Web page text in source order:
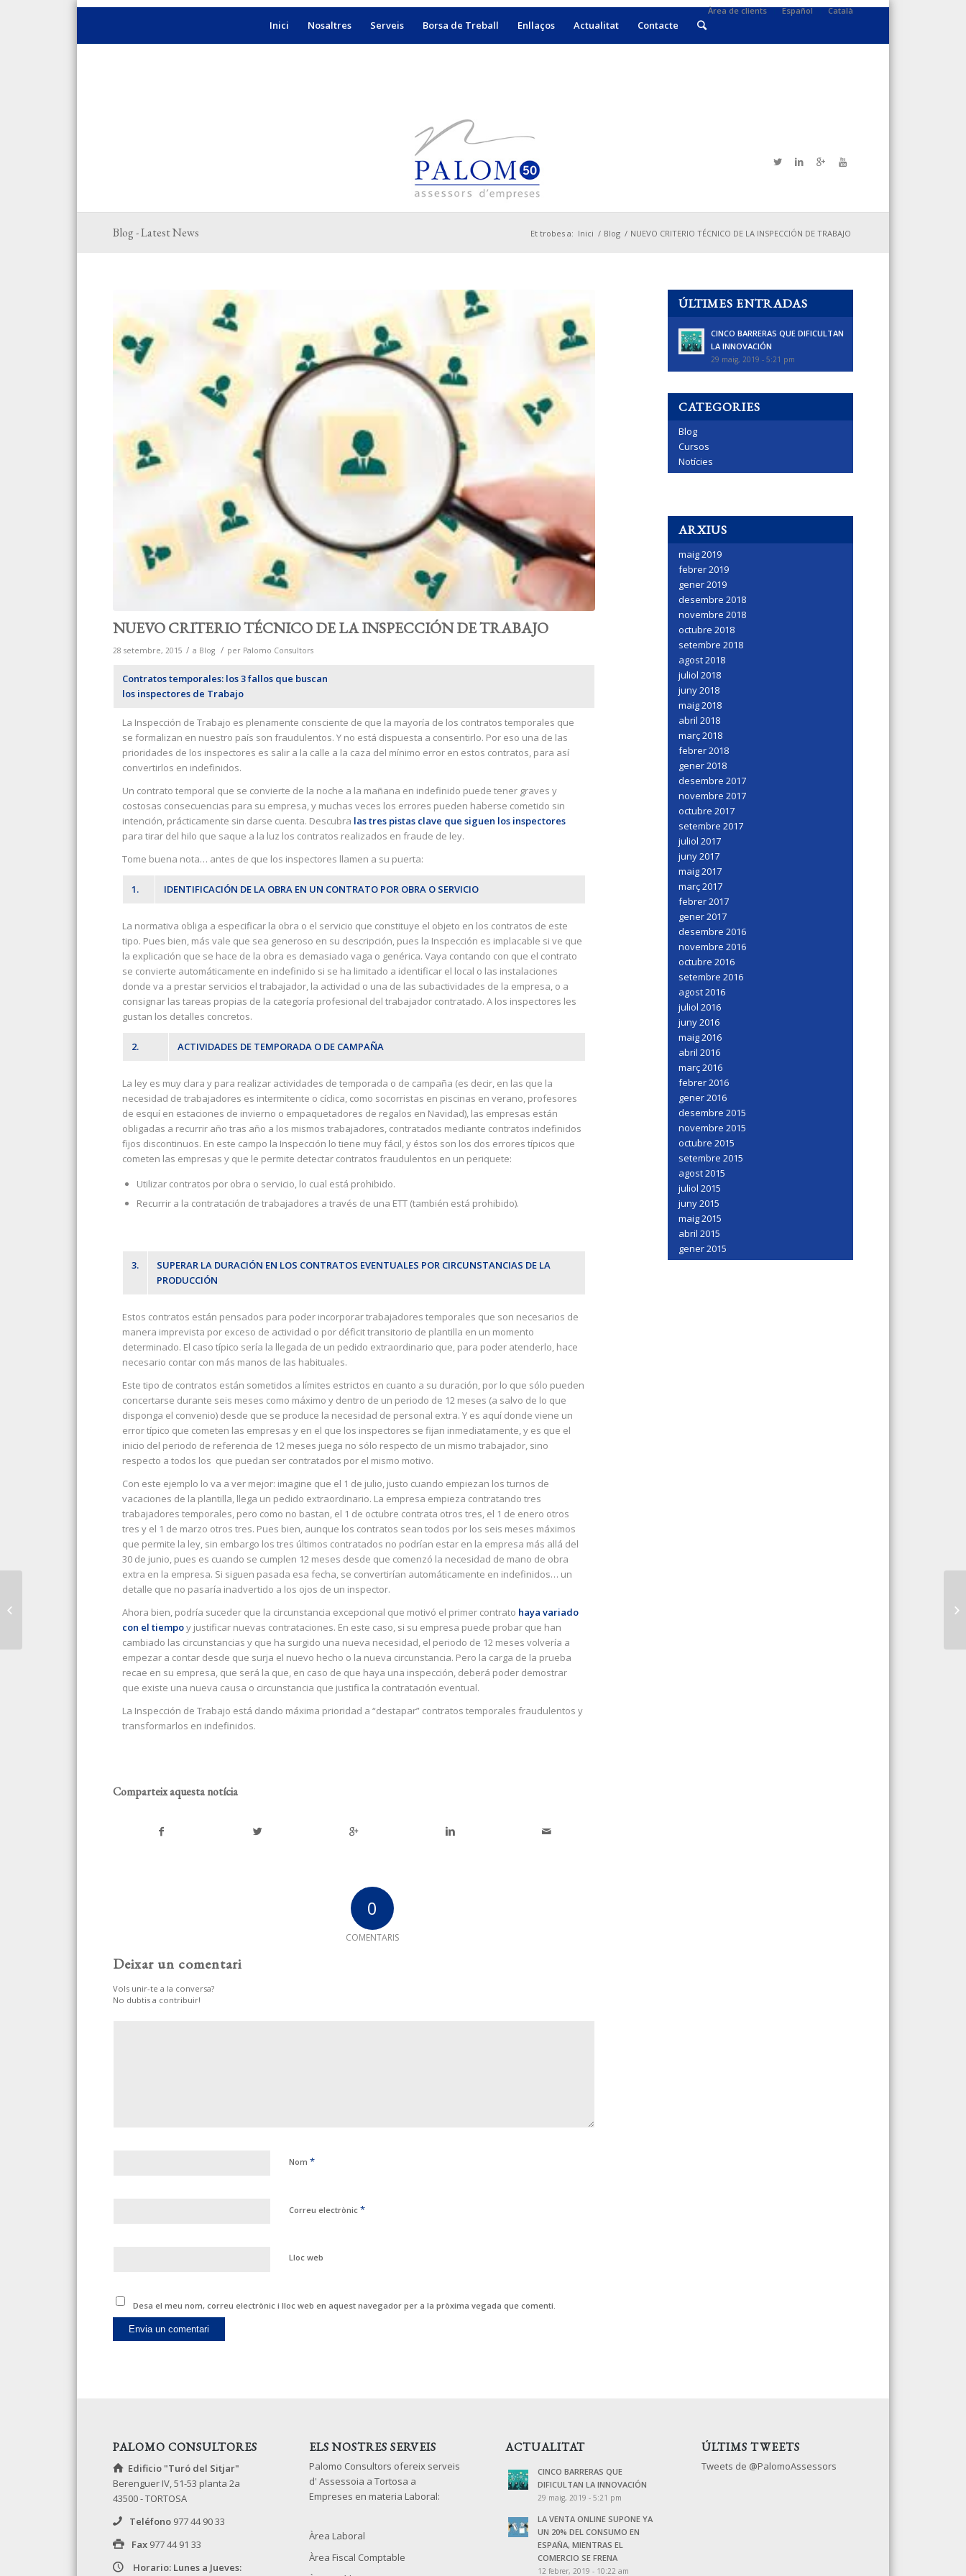
Àrea de clients Español Català
Inici Nosaltres Serveis Borsa de Treball Enllaços Actualitat Contacte
Blog - Latest News Et trobes a: Inici / Blog / NUEVO CRITERIO TÉCNICO DE LA INSPECCIÓN DE TRABAJO
NUEVO CRITERIO TÉCNICO DE LA INSPECCIÓN DE TRABAJO
28 setembre, 2015 / a Blog / per Palomo Consultors
Contratos temporales: los 3 fallos que buscan
los inspectores de Trabajo
La Inspección de Trabajo es plenamente consciente de que la mayoría de los contratos temporales que
se formalizan en nuestro país son fraudulentos. Y no está dispuesta a consentirlo. Por eso una de las
prioridades de los inspectores es salir a la calle a la caza del mínimo error en estos contratos, para así
convertirlos en indefinidos.
Un contrato temporal que se convierte de la noche a la mañana en indefinido puede tener graves y
costosas consecuencias para su empresa, y muchas veces los errores pueden haberse cometido sin
intención, prácticamente sin darse cuenta. Descubra las tres pistas clave que siguen los inspectores
para tirar del hilo que saque a la luz los contratos realizados en fraude de ley.
Tome buena nota… antes de que los inspectores llamen a su puerta:
1. IDENTIFICACIÓN DE LA OBRA EN UN CONTRATO POR OBRA O SERVICIO
La normativa obliga a especificar la obra o el servicio que constituye el objeto en los contratos de este
tipo. Pues bien, más vale que sea generoso en su descripción, pues la Inspección es implacable si ve que
la explicación que se hace de la obra es demasiado vaga o genérica. Vaya contando con que el contrato
se convierte automáticamente en indefinido si se ha limitado a identificar el local o las instalaciones
donde va a prestar servicios el trabajador, la actividad o una de las subactividades de la empresa, o a
consignar las tareas propias de la categoría profesional del trabajador contratado. A los inspectores les
gustan los detalles concretos.
2. ACTIVIDADES DE TEMPORADA O DE CAMPAÑA
La ley es muy clara y para realizar actividades de temporada o de campaña (es decir, en las que la
necesidad de trabajadores es intermitente o cíclica, como socorristas en piscinas en verano, profesores
de esquí en estaciones de invierno o empaquetadores de regalos en Navidad), las empresas están
obligadas a recurrir año tras año a los mismos trabajadores, contratados mediante contratos indefinidos
fijos discontinuos. En este campo la Inspección lo tiene muy fácil, y éstos son los dos errores típicos que
cometen las empresas y que le permite detectar contratos fraudulentos en un periquete:
Utilizar contratos por obra o servicio, lo cual está prohibido.
Recurrir a la contratación de trabajadores a través de una ETT (también está prohibido).
3.
SUPERAR LA DURACIÓN EN LOS CONTRATOS EVENTUALES POR CIRCUNSTANCIAS DE LA
PRODUCCIÓN
Estos contratos están pensados para poder incorporar trabajadores temporales que son necesarios de
manera imprevista por exceso de actividad o por déficit transitorio de plantilla en un momento
determinado. El caso típico sería la llegada de un pedido extraordinario que, para poder atenderlo, hace
necesario contar con más manos de las habituales.
Este tipo de contratos están sometidos a límites estrictos en cuanto a su duración, por lo que sólo pueden
concertarse durante seis meses como máximo y dentro de un periodo de 12 meses (a salvo de lo que
disponga el convenio) desde que se produce la necesidad de personal extra. Y es aquí donde viene un
error típico que cometen las empresas y en el que los inspectores se fijan inmediatamente, y es que el
inicio del periodo de referencia de 12 meses juega no sólo respecto de un mismo trabajador, sino
respecto a todos los que puedan ser contratados por el mismo motivo.
Con este ejemplo lo va a ver mejor: imagine que el 1 de julio, justo cuando empiezan los turnos de
vacaciones de la plantilla, llega un pedido extraordinario. La empresa empieza contratando tres
trabajadores temporales, pero como no bastan, el 1 de octubre contrata otros tres, el 1 de enero otros
tres y el 1 de marzo otros tres. Pues bien, aunque los contratos sean todos por los seis meses máximos
que permite la ley, sin embargo los tres últimos contratados no podrían estar en la empresa más allá del
30 de junio, pues es cuando se cumplen 12 meses desde que comenzó la necesidad de mano de obra
extra en la empresa. Si siguen pasada esa fecha, se convertirían automáticamente en indefinidos… un
detalle que no pasaría inadvertido a los ojos de un inspector.
Ahora bien, podría suceder que la circunstancia excepcional que motivó el primer contrato haya variado
con el tiempoy justificar nuevas contrataciones. En este caso, si su empresa puede probar que han
cambiado las circunstancias y que ha surgido una nueva necesidad, el periodo de 12 meses volvería a
empezar a contar desde que surja el nuevo hecho o la nueva circunstancia. Pero la carga de la prueba
recae en su empresa, que será la que, en caso de que haya una inspección, deberá poder demostrar
que existe una nueva causa o circunstancia que justifica la contratación eventual.
La Inspección de Trabajo está dando máxima prioridad a “destapar” contratos temporales fraudulentos y
transformarlos en indefinidos.
Comparteix aquesta notícia
0
COMENTARIS
Deixar un comentari
Vols unir-te a la conversa?
No dubtis a contribuir!
Nom *
Correu electrònic *
Lloc web
Desa el meu nom, correu electrònic i lloc web en aquest navegador per a la pròxima vegada que comenti.
ÚLTIMES ENTRADAS
CINCO BARRERAS QUE DIFICULTAN
LA INNOVACIÓN
29 maig, 2019 - 5:21 pm
CATEGORIES
Blog
Cursos
Notícies
ARXIUS
maig 2019
febrer 2019
gener 2019
desembre 2018
novembre 2018
octubre 2018
setembre 2018
agost 2018
juliol 2018
juny 2018
maig 2018
abril 2018
març 2018
febrer 2018
gener 2018
desembre 2017
novembre 2017
octubre 2017
setembre 2017
juliol 2017
juny 2017
maig 2017
març 2017
febrer 2017
gener 2017
desembre 2016
novembre 2016
octubre 2016
setembre 2016
agost 2016
juliol 2016
juny 2016
maig 2016
abril 2016
març 2016
febrer 2016
gener 2016
desembre 2015
novembre 2015
octubre 2015
setembre 2015
agost 2015
juliol 2015
juny 2015
maig 2015
abril 2015
gener 2015
PALOMO CONSULTORES
Edificio "Turó del Sitjar"
Berenguer IV, 51-53 planta 2a
43500 - TORTOSA
Teléfono977 44 90 33
Fax977 44 91 33
Horario: Lunes a Jueves:
ELS NOSTRES SERVEIS
Palomo Consultors ofereix serveis
d' Assessoia a Tortosa a
Empreses en materia Laboral:
Àrea Laboral
Àrea Fiscal Comptable
ACTUALITAT
CINCO BARRERAS QUE
DIFICULTAN LA INNOVACIÓN
29 maig, 2019 - 5:21 pm
LA VENTA ONLINE SUPONE YA
UN 20% DEL CONSUMO EN
ESPAÑA, MIENTRAS EL
COMERCIO SE FRENA
12 febrer, 2019 - 10:22 am
ÚLTIMS TWEETS
Tweets de @PalomoAssessors